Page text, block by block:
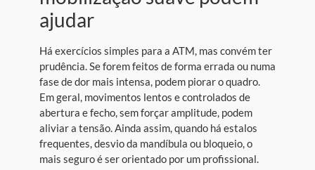
ajudar
Há exercícios simples para a ATM, mas convém ter
prudência. Se forem feitos de forma errada ou numa
fase de dor mais intensa, podem piorar o quadro.
Em geral, movimentos lentos e controlados de
abertura e fecho, sem forçar amplitude, podem
aliviar a tensão. Ainda assim, quando há estalos
frequentes, desvio da mandíbula ou bloqueio, o
mais seguro é ser orientado por um profissional.